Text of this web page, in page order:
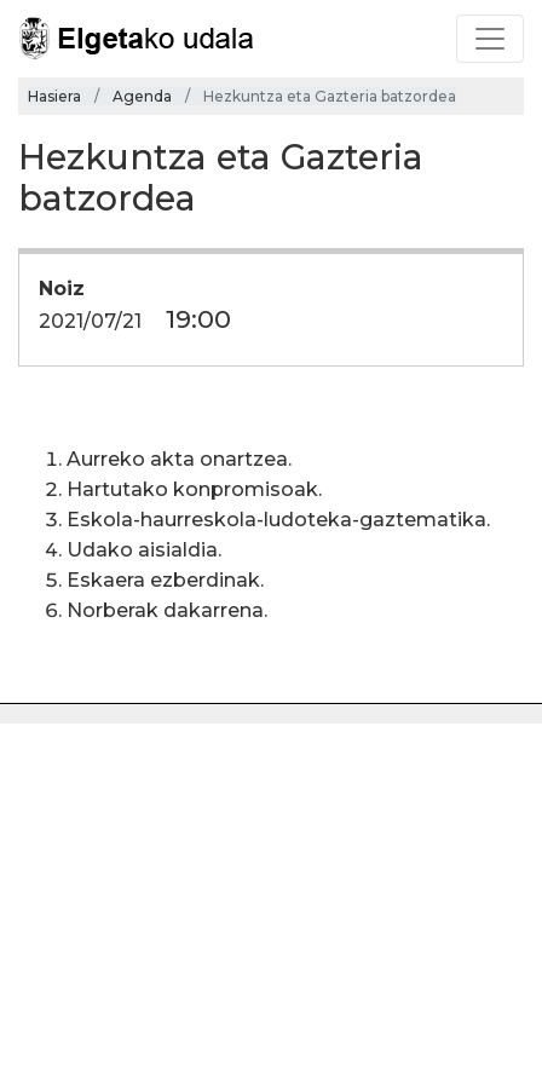
Hasiera Agenda Hezkuntza eta Gazteria batzordea
Hezkuntza eta Gazteria
batzordea
Noiz
2021/07/21
19:00
Aurreko akta onartzea.
Hartutako konpromisoak.
Eskola-haurreskola-ludoteka-gaztematika.
Udako aisialdia.
Eskaera ezberdinak.
Norberak dakarrena.